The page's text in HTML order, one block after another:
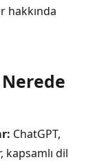
hakkında
ChatGPT,
kapsamlı dil